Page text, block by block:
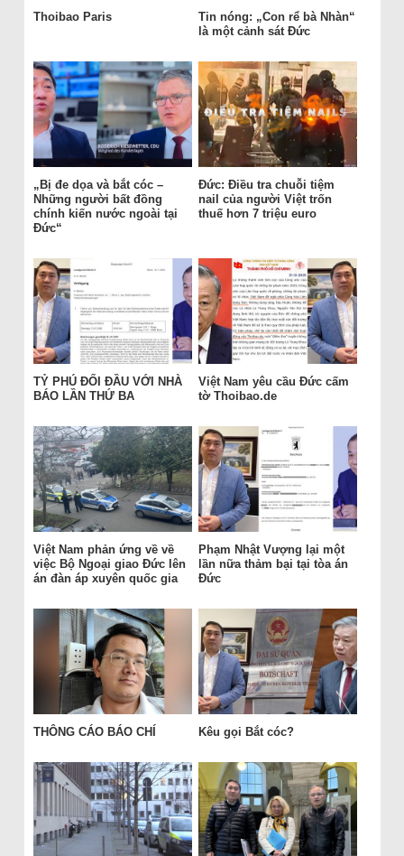
Thoibao Paris
Tin nóng: „Con rể bà Nhàn“
là một cảnh sát Đức
„Bị đe dọa và bắt cóc –
Những người bất đồng
chính kiến nước ngoài tại
Đức“
Đức: Điều tra chuỗi tiệm
nail của người Việt trốn
thuế hơn 7 triệu euro
TỶ PHÚ ĐỐI ĐẦU VỚI NHÀ
BÁO LẦN THỨ BA
Việt Nam yêu cầu Đức cấm
tờ Thoibao.de
Việt Nam phản ứng về về
việc Bộ Ngoại giao Đức lên
án đàn áp xuyên quốc gia
Phạm Nhật Vượng lại một
lần nữa thảm bại tại tòa án
Đức
THÔNG CÁO BÁO CHÍ Kêu gọi Bắt cóc?